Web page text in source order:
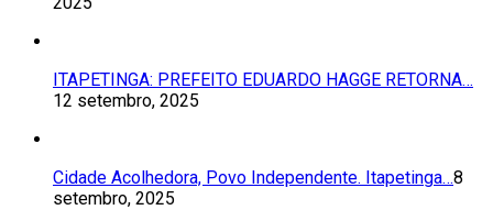
ITAPETINGA: PREFEITO EDUARDO HAGGE RETORNA…
12 setembro, 2025
Cidade Acolhedora, Povo Independente. Itapetinga…8
setembro, 2025